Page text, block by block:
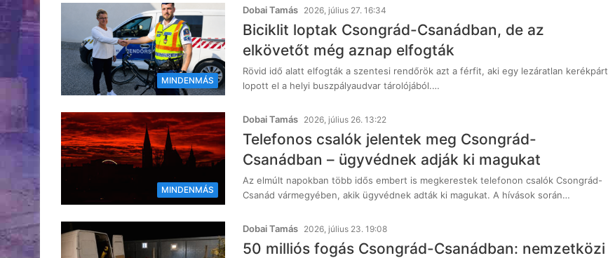
MINDENMÁS
Dobai Tamás 2026, július 27. 16:34
Biciklit loptak Csongrád-Csanádban, de az
elkövetőt még aznap elfogták
Rövid idő alatt elfogták a szentesi rendőrök azt a férfit, aki egy lezáratlan kerékpárt
lopott el a helyi buszpályaudvar tárolójából.…
MINDENMÁS
Dobai Tamás 2026, július 26. 13:22
Telefonos csalók jelentek meg Csongrád-
Csanádban – ügyvédnek adják ki magukat
Az elmúlt napokban több idős embert is megkerestek telefonon csalók Csongrád-
Csanád vármegyében, akik ügyvédnek adták ki magukat. A hívások során…
Dobai Tamás 2026, július 23. 19:08
50 milliós fogás Csongrád-Csanádban: nemzetközi